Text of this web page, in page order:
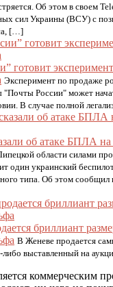
Об этом в своем
сил Украины (ВСУ) с
[…]
готовит
Эксперимент по продаже
"Почты России" может
В случае полной
об атаке БПЛА
области силами
один украинский
типа. Об этом сообщил
бриллиант
В Женеве продается
либо выставленный на
коммерческим